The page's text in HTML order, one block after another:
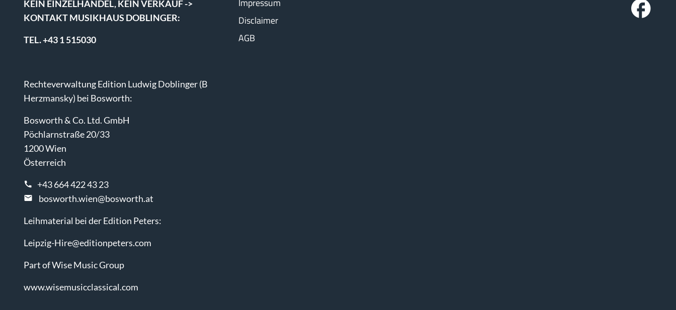
KEIN EINZELHANDEL, KEIN VERKAUF ->
KONTAKT MUSIKHAUS DOBLINGER:
TEL. +43 1 515030
Rechteverwaltung Edition Ludwig Doblinger (B
Herzmansky) bei Bosworth:
Bosworth & Co. Ltd. GmbH
Pöchlarnstraße 20/33
1200 Wien
Österreich
+43 664 422 43 23
bosworth.wien@bosworth.at
Leihmaterial bei der Edition Peters:
Leipzig-Hire@editionpeters.com
Part of Wise Music Group
www.wisemusicclassical.com
Impressum
Disclaimer
AGB